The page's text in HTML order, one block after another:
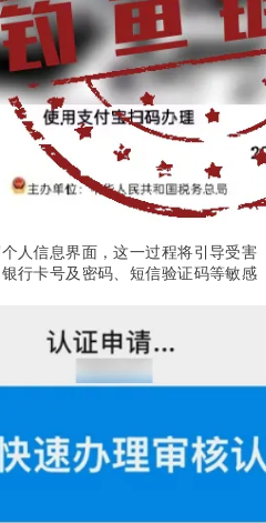
人信息界面，这一过程将引导受害
行卡号及密码、短信验证码等敏感